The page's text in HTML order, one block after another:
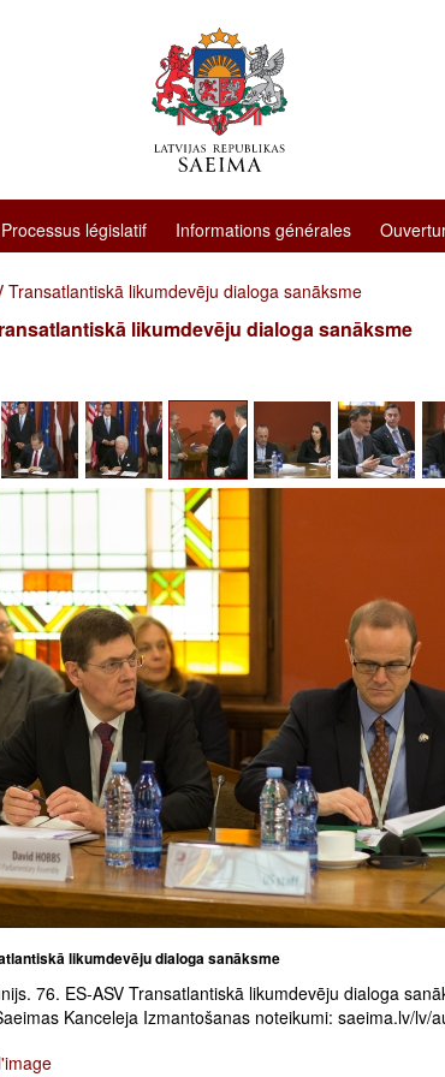
Processus législatif Informations générales
Transatlantiskā likumdevēju dialoga sanāksme
likumdevēju dialoga sanāksme
likumdevēju dialoga sanāksme
76. ES-ASV Transatlantiskā likumdevēju dialoga
Kanceleja Izmantošanas noteikumi: saeima.lv/lv/